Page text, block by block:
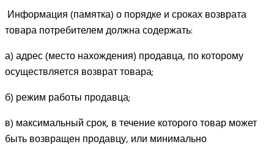
Информация (памятка) о порядке и сроках возврата
товара потребителем должна содержать:
а) адрес (место нахождения) продавца, по которому
осуществляется возврат товара;
б) режим работы продавца;
в) максимальный срок, в течение которого товар может
быть возвращен продавцу, или минимально